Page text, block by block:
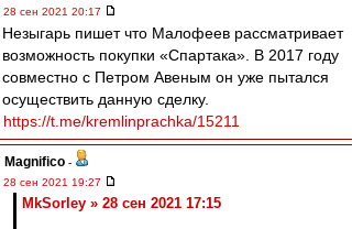
28 сен 2021 20:17
Незыгарь пишет что Малофеев рассматривает
возможность покупки «Спартака». В 2017 году
совместно с Петром Авеным он уже пытался
осуществить данную сделку.
https://t.me/kremlinprachka/15211
Magnifico -
28 сен 2021 19:27
MkSorley » 28 сен 2021 17:15